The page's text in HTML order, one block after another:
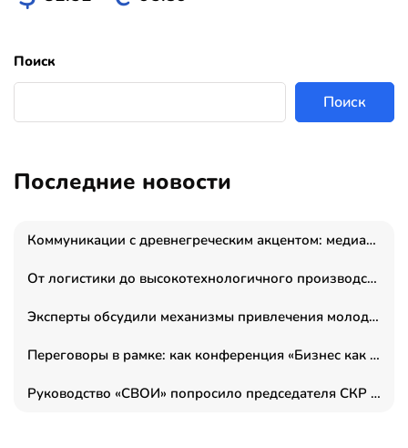
Поиск
Поиск
Последние новости
Коммуникации с древнегреческим акцентом: медиаменеджер и журналист Владимир Дергачев запустил коммуникационное агентство «Сократ 2.0»
От логистики до высокотехнологичного производства: как основатель “гагаринга” выстраивает экосистему безопасности и гражданских БПЛА
Эксперты обсудили механизмы привлечения молодых специалистов в промышленные города
Переговоры в рамке: как конференция «Бизнес как искусство» переформатирует деловой этикет в стенах ТПП РФ
Руководство «СВОИ» попросило председателя СКР дать правовую оценку обысков в тыловом штабе